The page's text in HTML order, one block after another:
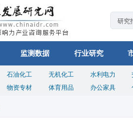
监测数据 行业研究
石油化工 无机化工 水利电力
物资专材 体育用品 办公家具